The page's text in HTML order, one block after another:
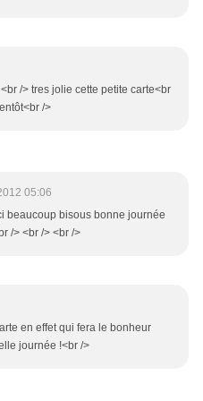
/> tres jolie cette petite carte<br
/>
05:06
beaucoup bisous bonne journée
/> <br /> <br />
en effet qui fera le bonheur
journée !<br />